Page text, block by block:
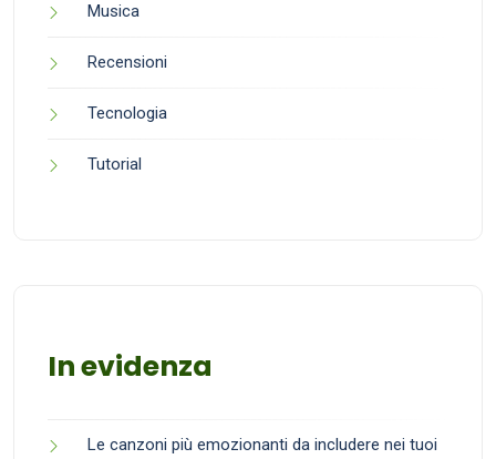
Musica
Recensioni
Tecnologia
Tutorial
In evidenza
Le canzoni più emozionanti da includere nei tuoi